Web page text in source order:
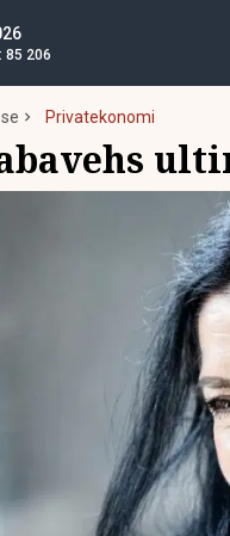
85 206
Privatekonomi